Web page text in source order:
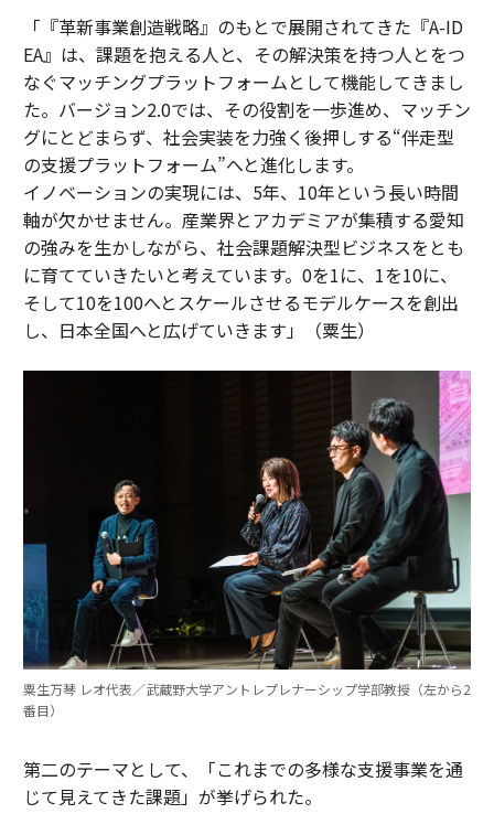
「『革新事業創造戦略』のもとで展開されてきた『A-ID
EA』は、課題を抱える人と、その解決策を持つ人とをつ
なぐマッチングプラットフォームとして機能してきまし
た。バージョン2.0では、その役割を一歩進め、マッチン
グにとどまらず、社会実装を力強く後押しする“伴走型
の支援プラットフォーム”へと進化します。
イノベーションの実現には、5年、10年という長い時間
軸が欠かせません。産業界とアカデミアが集積する愛知
の強みを生かしながら、社会課題解決型ビジネスをとも
に育てていきたいと考えています。0を1に、1を10に、
そして10を100へとスケールさせるモデルケースを創出
し、日本全国へと広げていきます」（粟生）
粟生万琴 レオ代表／武蔵野大学アントレプレナーシップ学部教授（左から2
番目）
第二のテーマとして、「これまでの多様な支援事業を通
じて見えてきた課題」が挙げられた。